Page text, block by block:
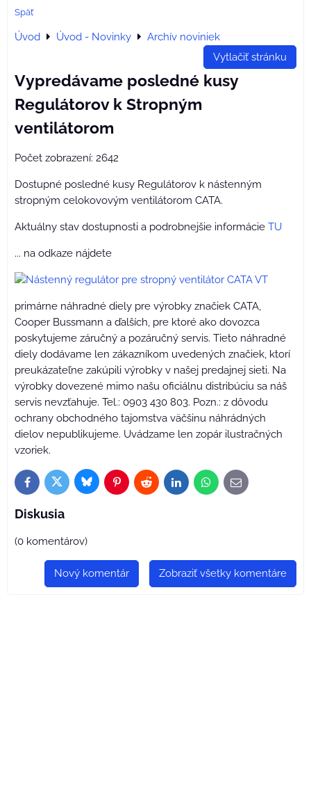
Späť
Úvod Úvod - Novinky
Archív noviniek
Vytlačiť stránku
Vypredávame posledné kusy
Regulátorov k Stropným
ventilátorom
Počet zobrazení: 2642
Dostupné posledné kusy Regulátorov k nástenným
stropným celokovovým ventilátorom CATA.
Aktuálny stav dostupnosti a podrobnejšie informácie TU
... na odkaze nájdete
primárne náhradné diely pre výrobky značiek CATA,
Cooper Bussmann a ďalších, pre ktoré ako dovozca
poskytujeme záručný a pozáručný servis. Tieto náhradné
diely dodávame len zákazníkom uvedených značiek, ktorí
preukázateľne zakúpili výrobky v našej predajnej sieti. Na
výrobky dovezené mimo našu oficiálnu distribúciu sa náš
servis nevzťahuje. Tel.: 0903 430 803. Pozn.: z dôvodu
ochrany obchodného tajomstva väčšinu náhrádných
dielov nepublikujeme. Uvádzame len zopár ilustračných
vzoriek.
FacebookTwitterBlueskyPinterestReddit LinkedInWhatsApp
E-
mail
Diskusia
(0 komentárov)
Zobraziť všetky komentáre
Nový komentár